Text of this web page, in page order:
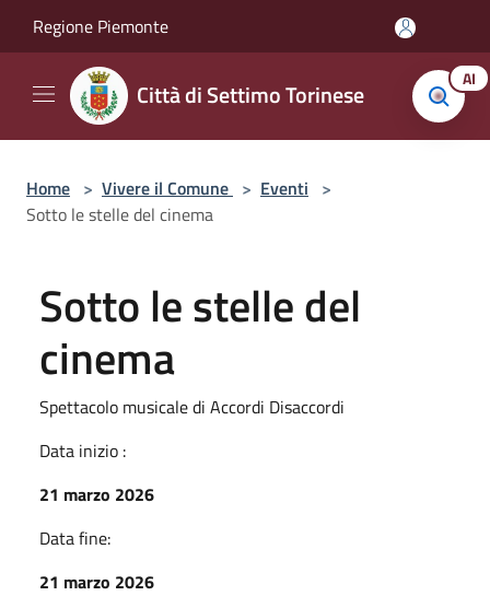
Regione Piemonte
Città di Settimo Torinese AI
Home > Vivere il Comune > Eventi >
Sotto le stelle del cinema
Sotto le stelle del
cinema
Spettacolo musicale di Accordi Disaccordi
Data inizio :
21 marzo 2026
Data fine:
21 marzo 2026